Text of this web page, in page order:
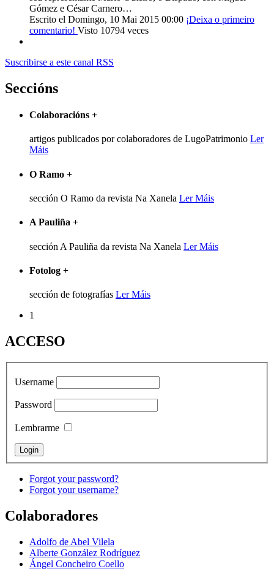
Gómez e César Carnero…
Escrito el Domingo, 10 Mai 2015 00:00 ¡Deixa o primeiro
comentario! Visto 10794 veces
Suscribirse a este canal RSS
Seccións
Colaboracións +
artigos publicados por colaboradores de LugoPatrimonio Ler
Máis
O Ramo +
sección O Ramo da revista Na Xanela Ler Máis
A Pauliña +
sección A Pauliña da revista Na Xanela Ler Máis
Fotolog +
sección de fotografías Ler Máis
1
ACCESO
Username
Password
Lembrarme
Forgot your password?
Forgot your username?
Colaboradores
Adolfo de Abel Vilela
Alberte González Rodríguez
Ángel Concheiro Coello